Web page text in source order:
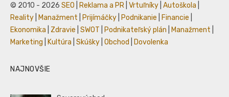
© 2010 - 2026 SEO Reklama a PR Vrtuľníky Autoškola
Reality
Manažment Prijímáčky Podnikanie Financie
Ekonomika
Zdravie SWOT Podnikateľský plán Manažment
Marketing
Kultúra Skúšky Obchod Dovolenka
NAJNOVŠIE